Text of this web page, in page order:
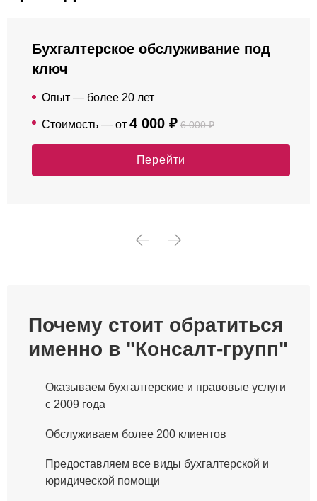
Бухгалтерское обслуживание под
ключ
Опыт — более 20 лет
Стоимость — от 4 000 ₽ 6 000 ₽
Перейти
Почему стоит обратиться
именно в "Консалт-групп"
Оказываем бухгалтерские и правовые услуги
с 2009 года
Обслуживаем более 200 клиентов
Предоставляем все виды бухгалтерской и
юридической помощи